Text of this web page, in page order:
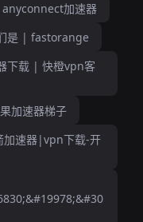
加速器
是 | fastorange
下载 | 快橙vpn客
加速器梯子
加速器|vpn下载-开